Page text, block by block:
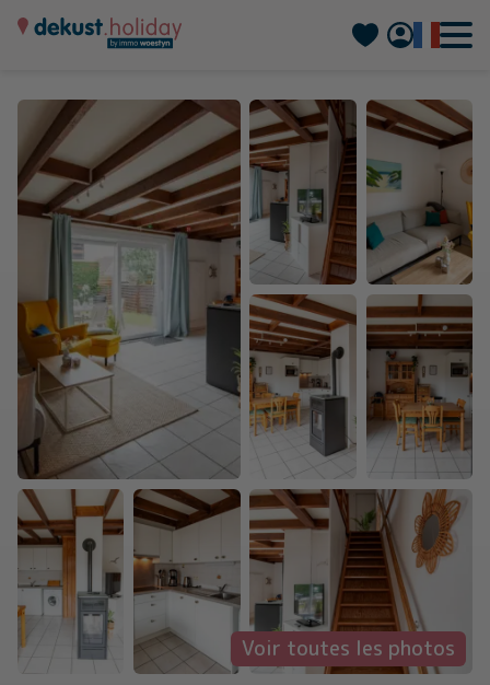
Deutsch
Voir toutes les photos